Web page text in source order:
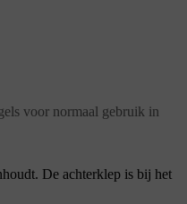
voor normaal gebruik in
De achterklep is bij het